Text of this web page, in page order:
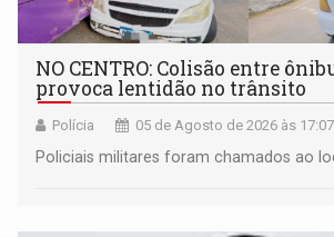
NO CENTRO: Colisão entre
provoca lentidão no trânsito
Polícia 05 de Agosto de 2026 às 17:07
Policiais militares foram chamados ao